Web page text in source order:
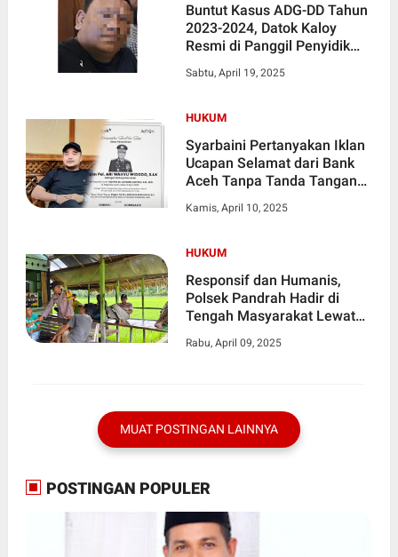
Buntut Kasus ADG-DD Tahun
2023-2024, Datok Kaloy
Resmi di Panggil Penyidik
Sabtu, April 19, 2025
HUKUM
Syarbaini Pertanyakan Iklan
Ucapan Selamat dari Bank
Aceh Tanpa Tanda Tangan
Kamis, April 10, 2025
HUKUM
Responsif dan Humanis,
Polsek Pandrah Hadir di
Tengah Masyarakat Lewat
Rabu, April 09, 2025
MUAT POSTINGAN LAINNYA
POSTINGAN POPULER